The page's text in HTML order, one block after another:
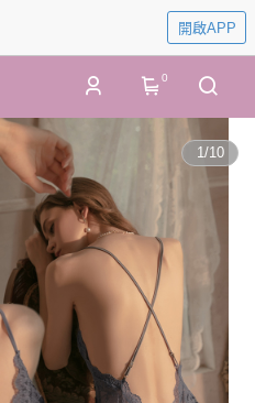
開啟APP
0
1/10